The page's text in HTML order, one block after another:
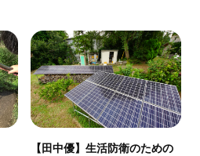
【田中優】生活防衛のための